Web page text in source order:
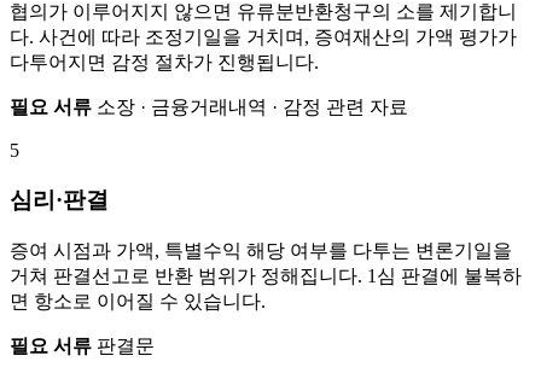
협의가 이루어지지 않으면 유류분반환청구의 소를 제기합니
다. 사건에 따라 조정기일을 거치며, 증여재산의 가액 평가가
다투어지면 감정 절차가 진행됩니다.
필요 서류 소장 · 금융거래내역 · 감정 관련 자료
5
심리·판결
증여 시점과 가액, 특별수익 해당 여부를 다투는 변론기일을
거쳐 판결선고로 반환 범위가 정해집니다. 1심 판결에 불복하
면 항소로 이어질 수 있습니다.
필요 서류 판결문